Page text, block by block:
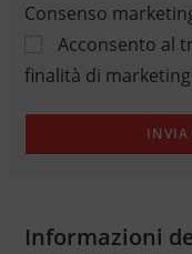
Consenso
Acconsento al
finalità di marketing
Informazioni